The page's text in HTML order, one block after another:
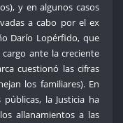
y en algunos casos
a cabo por el ex
Darío Lopérfido, que
ante la creciente
cuestionó las cifras
los familiares). En
la Justicia ha
allanamientos a las